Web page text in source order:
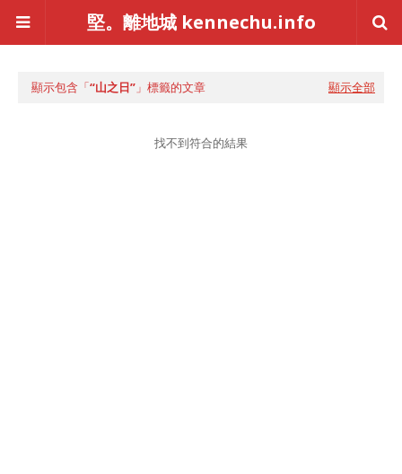
堅。離地城 kennechu.info
顯示包含「 山之日 」標籤的文章 顯示全部
找不到符合的結果